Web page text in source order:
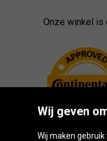
Onze winkel is
Wij geven
Wij maken